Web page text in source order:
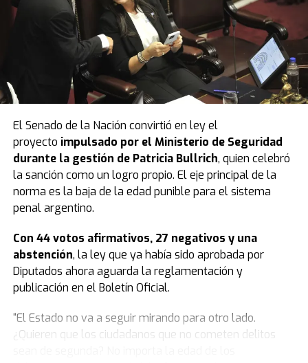
El Senado de la Nación convirtió en ley el
proyecto impulsado por el Ministerio de Seguridad
durante la gestión de Patricia Bullrich, quien celebró
la sanción como un logro propio. El eje principal de la
norma es la baja de la edad punible para el sistema
penal argentino.
Con 44 votos afirmativos, 27 negativos y una
abstención, la ley que ya había sido aprobada por
Diputados ahora aguarda la reglamentación y
publicación en el Boletín Oficial.
“El Estado no va a seguir mirando para otro lado.
¿Quieren que los ciudadanos que no cometen delitos